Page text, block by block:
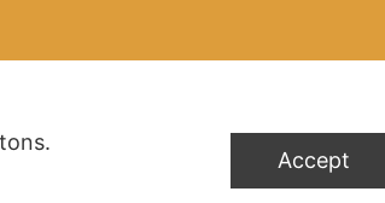
Accept